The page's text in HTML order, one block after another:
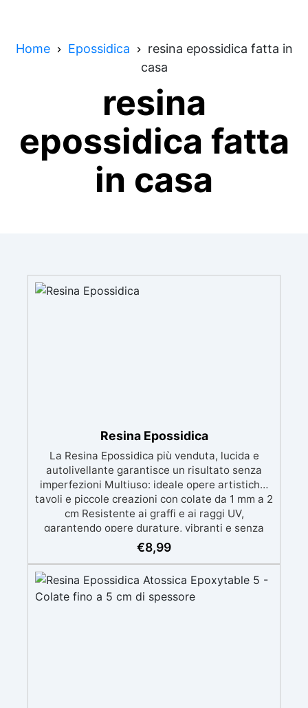
Home Epossidica
resina epossidica fatta in
casa
resina
epossidica fatta
in casa
Resina Epossidica
La Resina Epossidica più venduta, lucida e
autolivellante garantisce un risultato senza
imperfezioni Multiuso: ideale opere artistiche,
tavoli e piccole creazioni con colate da 1 mm a 2
cm Resistente ai graffi e ai raggi UV,
garantendo opere durature, vibranti e senza
ingiallimenti nel tempo Bassa viscosità e
formula anti-bolle per risultati impeccabili,
Certificata Atossica post catalisi per contatto
con la pelle, BPA free e VoC Free
€8,99